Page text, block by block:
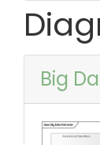
Big